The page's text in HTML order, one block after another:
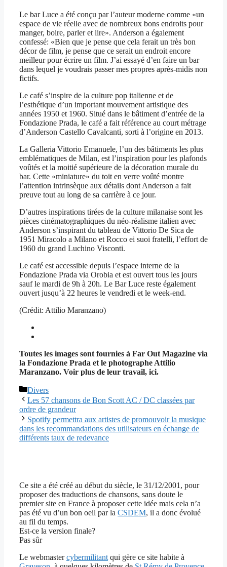
Le bar Luce a été conçu par l’auteur moderne comme «un
espace de vie réelle avec de nombreux bons endroits pour
manger, boire, parler et lire». Anderson a également
confessé: «Bien que je pense que cela ferait un très bon
décor de film, je pense que ce serait un endroit encore
meilleur pour écrire un film. J’ai essayé d’en faire un bar
dans lequel je voudrais passer mes propres après-midis non
fictifs.
Le café s’inspire de la culture pop italienne et de
l’esthétique d’un important mouvement artistique des
années 1950 et 1960. Situé dans le bâtiment d’entrée de la
Fondazione Prada, le café a fait référence au court métrage
d’Anderson Castello Cavalcanti, sorti à l’origine en 2013.
La Galleria Vittorio Emanuele, l’un des bâtiments les plus
emblématiques de Milan, est l’inspiration pour les plafonds
voûtés et la moitié supérieure de la décoration murale du
bar. Cette «miniature» du toit en verre voûté montre
l’attention intrinsèque aux détails dont Anderson a fait
preuve tout au long de sa carrière à ce jour.
D’autres inspirations tirées de la culture milanaise sont les
pièces cinématographiques du néo-réalisme italien avec
Anderson s’inspirant du tableau de Vittorio De Sica de
1951 Miracolo a Milano et Rocco ei suoi fratelli, l’effort de
1960 du grand Luchino Visconti.
Le café est accessible depuis l’espace interne de la
Fondazione Prada via Orobia et est ouvert tous les jours
sauf le mardi de 9h à 20h. Le Bar Luce reste également
ouvert jusqu’à 22 heures le vendredi et le week-end.
(Crédit: Attilio Maranzano)
Toutes les images sont fournies à Far Out Magazine via
la Fondazione Prada et le photographe Attilio
Maranzano. Voir plus de leur travail, ici.
Catégories
Divers
Les 57 chansons de Bon Scott AC / DC classées par
ordre de grandeur
Spotify permettra aux artistes de promouvoir la musique
dans les recommandations des utilisateurs en échange de
différents taux de redevance
Ce site a été créé au début du siècle, le 31/12/2001, pour
proposer des traductions de chansons, sans doute le
premier site en France à proposer cette idée mais cela n’a
pas été vu d’un bon oeil par la CSDEM, il a donc évolué
au fil du temps.
Est-ce la version finale?
Pas sûr
Le webmastercybermilitant qui gère ce site habite à